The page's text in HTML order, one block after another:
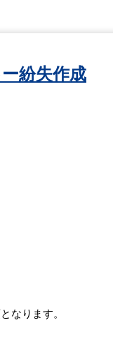
紛失作成
なります。